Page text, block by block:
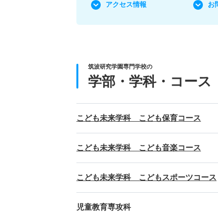
アクセス情報
お
筑波研究学園専門学校の
学部・学科・コース
こども未来学科 こども保育コース
こども未来学科 こども音楽コース
こども未来学科 こどもスポーツコース
児童教育専攻科